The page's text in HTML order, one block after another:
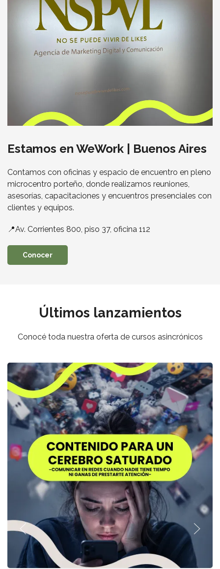
Estamos en WeWork | Buenos Aires
Contamos con oficinas y espacio de encuentro en pleno
microcentro porteño, donde realizamos reuniones,
asesorías, capacitaciones y encuentros presenciales con
clientes y equipos.
📍Av. Corrientes 800, piso 37, oficina 112
Conocer
Últimos lanzamientos
Conocé toda nuestra oferta de cursos asincrónicos